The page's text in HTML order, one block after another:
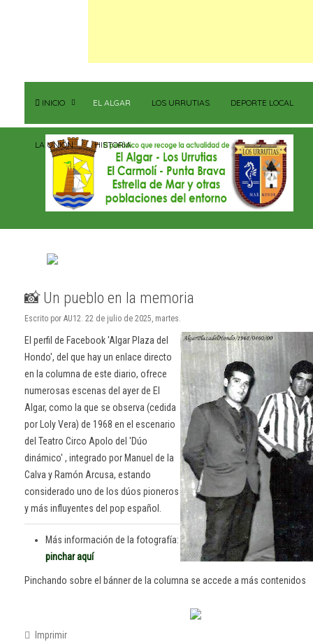
INICIO EL ALGAR LOS URRUTIAS DEPORTE LOCAL
LA UNIÓN HISTORIA
📸 Un pueblo en la memoria
Escrito por AU12. 22 de julio de 2025, martes.
El perfil de Facebook 'Algar Plaza del
Hondo', del que hay un enlace directo
en la columna de este diario, ofrece
numerosas escenas del ayer de El
Algar, como la que se observa (cedida
por Loly Vera) de 1968 en el escenario
del Teatro Circo Apolo del 'Dúo
dinámico' , integrado por Manuel de la
Calva y Ramón Arcusa, estando
considerado uno de los dúos pioneros
y más influyentes del pop español.
Más información de la fotografía:
pinchar aquí
Pinchando sobre el bánner de la columna se accede a más contenidos
Imprimir